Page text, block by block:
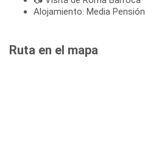
Alojamiento: Media Pensión
Ruta en el mapa